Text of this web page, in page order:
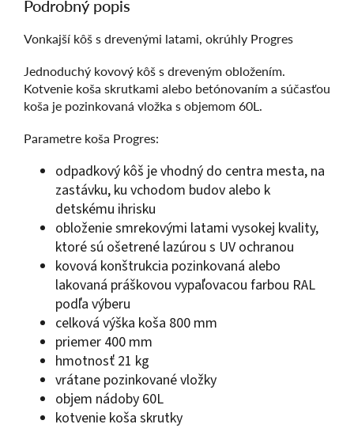
Podrobný popis
Vonkajší kôš s drevenými latami, okrúhly Progres
Jednoduchý kovový kôš s dreveným obložením.
Kotvenie koša skrutkami alebo betónovaním a súčasťou
koša je pozinkovaná vložka s objemom 60L.
Parametre koša Progres:
odpadkový kôš je vhodný do centra mesta, na
zastávku, ku vchodom budov alebo k
detskému ihrisku
obloženie smrekovými latami vysokej kvality,
ktoré sú ošetrené lazúrou s UV ochranou
kovová konštrukcia pozinkovaná alebo
lakovaná práškovou vypaľovacou farbou RAL
podľa výberu
celková výška koša 800 mm
priemer 400 mm
hmotnosť 21 kg
vrátane pozinkované vložky
objem nádoby 60L
kotvenie koša skrutky